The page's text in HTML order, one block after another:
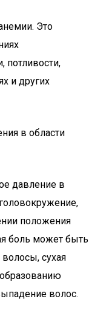
Это
потливости,
и других
в области
давление в
положения
боль может быть
сухая
волос.